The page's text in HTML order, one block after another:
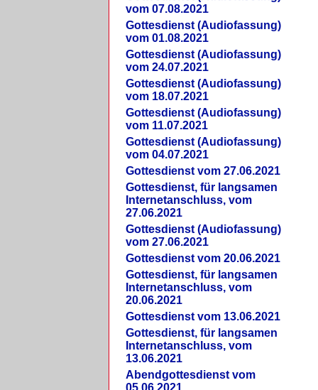
vom 07.08.2021
Gottesdienst (Audiofassung)
vom 01.08.2021
Gottesdienst (Audiofassung)
vom 24.07.2021
Gottesdienst (Audiofassung)
vom 18.07.2021
Gottesdienst (Audiofassung)
vom 11.07.2021
Gottesdienst (Audiofassung)
vom 04.07.2021
Gottesdienst vom 27.06.2021
Gottesdienst, für langsamen
Internetanschluss, vom
27.06.2021
Gottesdienst (Audiofassung)
vom 27.06.2021
Gottesdienst vom 20.06.2021
Gottesdienst, für langsamen
Internetanschluss, vom
20.06.2021
Gottesdienst vom 13.06.2021
Gottesdienst, für langsamen
Internetanschluss, vom
13.06.2021
Abendgottesdienst vom